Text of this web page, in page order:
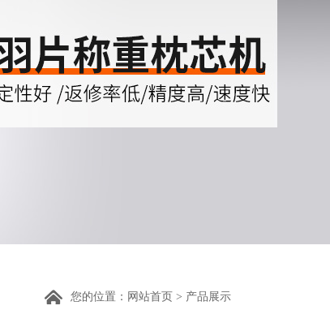
您的位置： 网站首页 > 产品展示